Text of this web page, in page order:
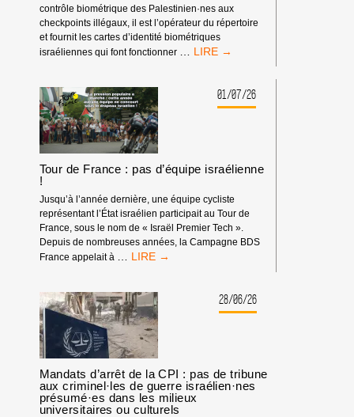
contrôle biométrique des Palestinien·nes aux
checkpoints illégaux, il est l’opérateur du répertoire
et fournit les cartes d’identité biométriques
israéliennes qui font fonctionner
BOYCOTT
MATÉRIEL
SYNDICAL
01/07/26
Tour de France : pas d’équipe israélienne
!
Jusqu’à l’année dernière, une équipe cycliste
représentant l’État israélien participait au Tour de
France, sous le nom de « Israël Premier Tech ».
Depuis de nombreuses années, la Campagne BDS
France appelait à
TOUR
:
PAS
D’ÉQUIPE
ISRAÉLIENNE
!
28/06/26
Mandats d’arrêt de la CPI : pas de tribune
aux criminel·les de guerre israélien·nes
présumé·es dans les milieux
universitaires ou culturels